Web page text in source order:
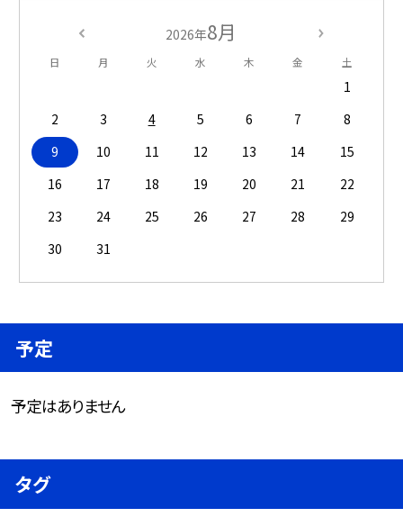
2026年8月
日 月 火 水 木 金 土
1
2
3 4 5 6 7
8
9
10 11 12 13 14
15
16
17 18 19 20 21
22
23
24 25 26 27 28
29
30
31
予定
予定はありません
タグ